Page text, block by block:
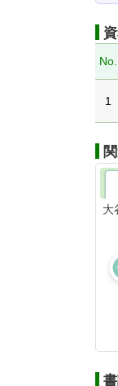
No.
1
大